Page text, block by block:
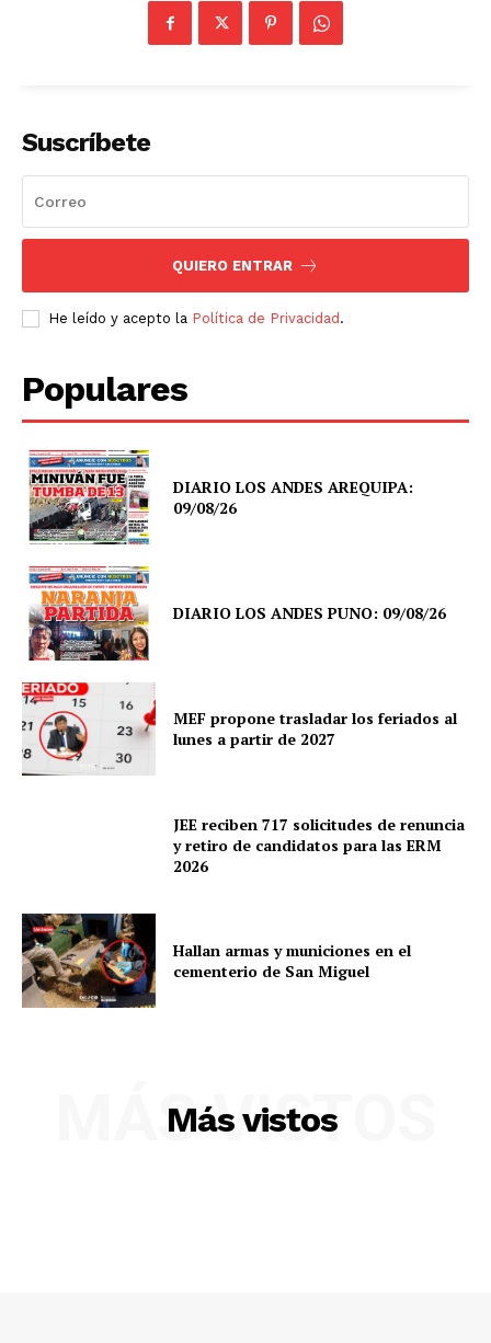
Diario los Andes
Prensa
Suscríbete
QUIERO ENTRAR
He leído y acepto la Política de Privacidad .
Populares
DIARIO LOS ANDES AREQUIPA:
09/08/26
DIARIO LOS ANDES PUNO: 09/08/26
MEF propone trasladar los feriados al
lunes a partir de 2027
JEE reciben 717 solicitudes de renuncia
y retiro de candidatos para las ERM
2026
Hallan armas y municiones en el
cementerio de San Miguel
Más vistos
MÁS VISTOS